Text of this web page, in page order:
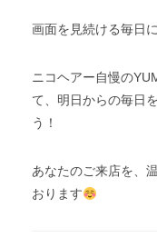
画面を見続ける毎日
ニコヘアー自慢の
て、明日からの毎日
う！
あなたのご来店を、
おります